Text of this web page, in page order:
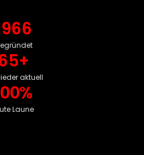
aktuell
Laune